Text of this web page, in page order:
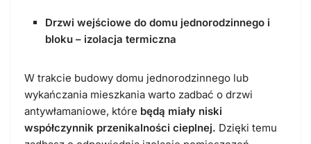
Drzwi wejściowe do domu jednorodzinnego i
bloku – izolacja termiczna
W trakcie budowy domu jednorodzinnego lub
wykańczania mieszkania warto zadbać o drzwi
antywłamaniowe, które będą miały niski
współczynnik przenikalności cieplnej. Dzięki temu